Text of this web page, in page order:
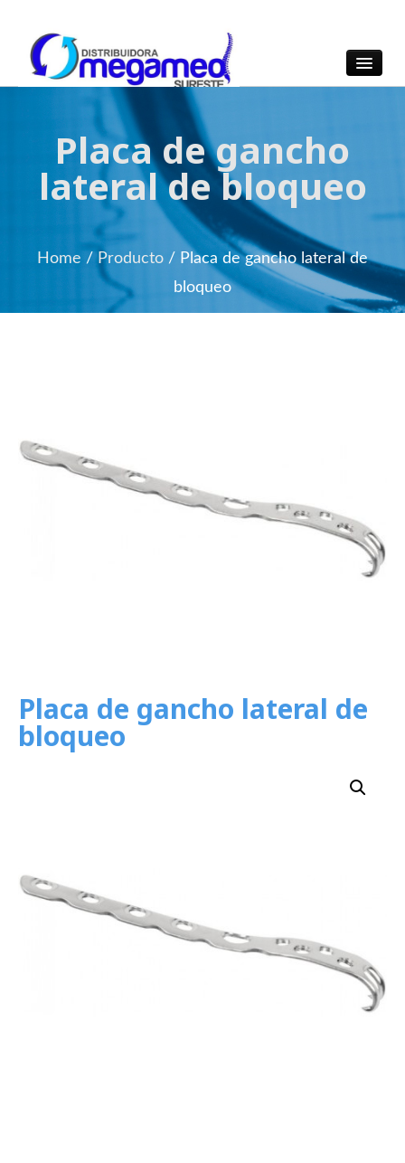
OmegaMed Sureste
OmegaMed Sureste
Placa de gancho
lateral de bloqueo
Home / Producto / Placa de gancho lateral de
bloqueo
Placa de gancho lateral de
bloqueo